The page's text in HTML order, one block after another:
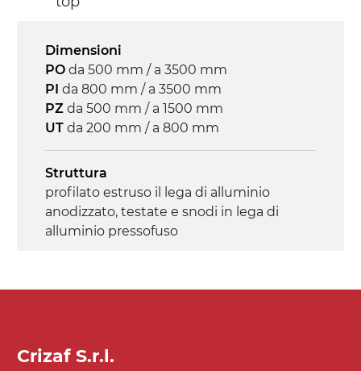
4.6 m/minuto
Controllo
on/off, E-Stop, protezione termica motore
Dimensioni
PO da 500 mm / a 3500 mm
PI da 800 mm / a 3500 mm
PZ da 500 mm / a 1500 mm
UT da 200 mm / a 800 mm
Struttura
profilato estruso il lega di alluminio
anodizzato, testate e snodi in lega di
alluminio pressofuso
Supporti di sostegno
Crizaf S.r.l.